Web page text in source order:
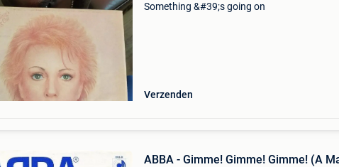
Something &#39;s going on
Verzenden
ABBA - Gimme! Gimme! Gimme! (A